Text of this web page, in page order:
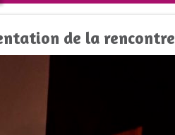
de la rencontre